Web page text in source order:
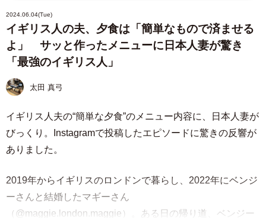
2024.06.04(Tue)
イギリス人の夫、夕食は「簡単なもので済ませる
よ」 サッと作ったメニューに日本人妻が驚き
「最強のイギリス人」
太田 真弓
イギリス人夫の“簡単な夕食”のメニュー内容に、日本人妻が
びっくり。Instagramで投稿したエピソードに驚きの反響が
ありました。
2019年からイギリスのロンドンで暮らし、2022年にベンジ
ーさんと結婚したマギーさん
（@maggie.london.maggie）。ある日の帰り道、ベンジー